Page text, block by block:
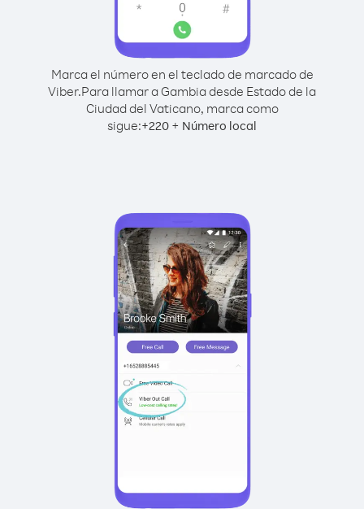
Marca el número en el teclado de marcado de
Viber.Para llamar a Gambia desde Estado de la
Ciudad del Vaticano, marca como
sigue:+220 + Número local